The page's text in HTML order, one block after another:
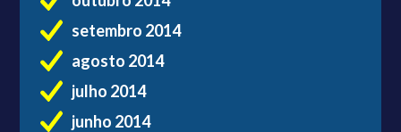
setembro 2014
agosto 2014
julho 2014
junho 2014